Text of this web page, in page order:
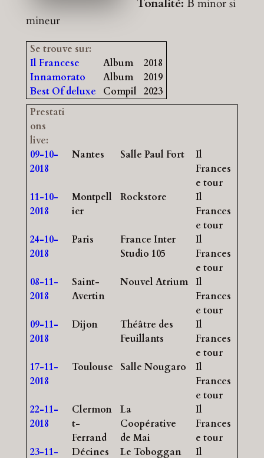
Tonalité:B minor si
mineur
Se trouve sur:
Il Francese
Album
2018
Innamorato
Album
2019
Best Of deluxe
Compil 2023
Prestati
ons
live:
09-10-
2018
Nantes Salle Paul Fort
Il
Frances
e tour
11-10-
2018
Montpell
ier
Rockstore
Il
Frances
e tour
24-10-
2018
Paris
France Inter
Studio 105
Il
Frances
e tour
08-11-
2018
Saint-
Avertin
Nouvel Atrium Il
Frances
e tour
09-11-
2018
Dijon
Théâtre des
Feuillants
Il
Frances
e tour
17-11-
2018
Toulouse Salle Nougaro
Il
Frances
e tour
22-11-
2018
Clermon
t-
Ferrand
La
Coopérative
de Mai
Il
Frances
e tour
23-11-
Décines
Le Toboggan
Il